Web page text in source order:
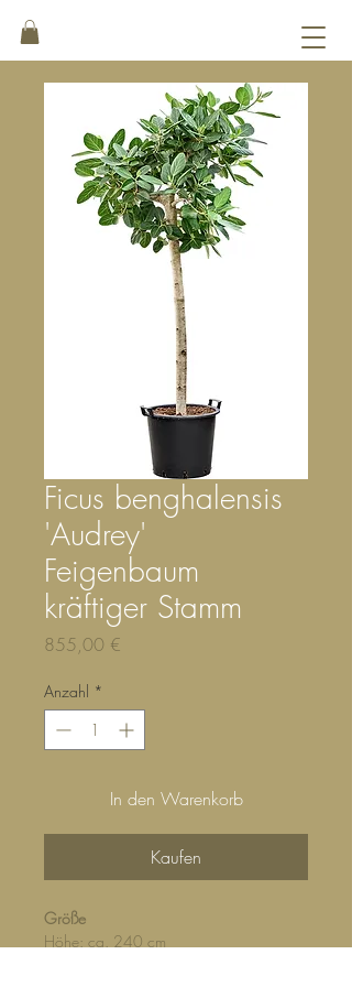
Ficus benghalensis
'Audrey'
Feigenbaum
kräftiger Stamm
855,00 €
Anzahl *
In den Warenkorb
Kaufen
Größe
Höhe: ca. 240 cm